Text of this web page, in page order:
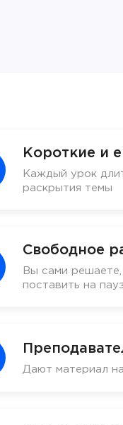
Короткие и
Каждый урок
раскрытия темы
Свободное
Вы сами
поставить на
Дают материал